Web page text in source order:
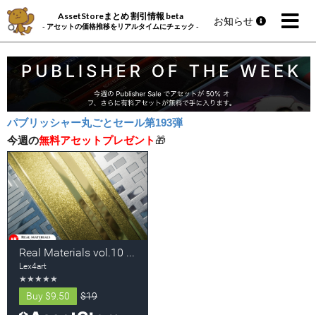
AssetStoreまとめ 割引情報 beta
- アセットの価格推移をリアルタイムにチェック - お知らせ
パブリッシャー丸ごとセール第193弾
今週の無料アセットプレゼント 🎁